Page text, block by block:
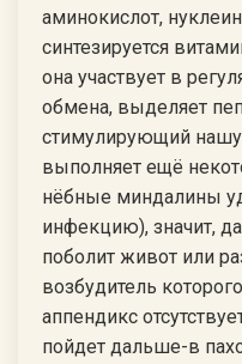
аминокислот,
синтезируется
она участвует в
обмена, выделяет
стимулирующий
выполняет ещё
нёбные миндалины
инфекцию), значит,
поболит живот или
возбудитель
аппендикс
пойдет дальше-в